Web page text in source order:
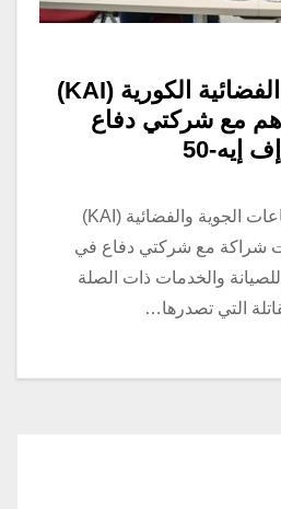
شركة الصناعات الفضائية الكورية (KAI)
مع شركتي دفاع
إيه-50
قالت شركة كوريا للصناعات الجوية والفضائية (KAI)
شراكة مع شركتي دفاع في
والخدمات ذات الصلة